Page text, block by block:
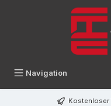
Navigation
Kostenloser